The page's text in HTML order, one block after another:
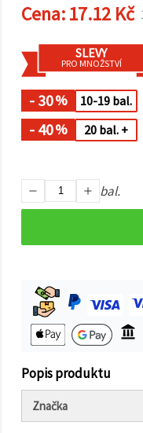
uvést své
preference v
výběrem
daného
typu
kliknutím
na tlačítko
"Uložit"
vše
Nastavení
Cena:17.12 Kč
SLEVY
PRO MNOŽSTVÍ
- 30% 10-19 bal.
- 40% 20 bal. +
bal.
Popis produktu
Značka